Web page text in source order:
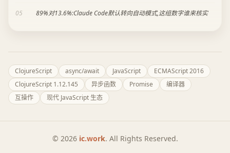
05 89%对13.6%:Claude Code默认转向自动模式,这组数字谁来核实
ClojureScript async/await JavaScript
ECMAScript 2016
ClojureScript 1.12.145
异步函数 Promise
编译器
互操作
现代 JavaScript 生态
© 2026 ic.work. All Rights Reserved.